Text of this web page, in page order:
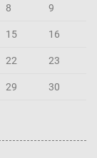
8 9
15 16
22 23
29 30